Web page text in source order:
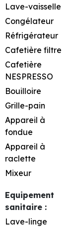
Lave-vaisselle
Congélateur
Réfrigérateur
Cafetière filtre
Cafetière
NESPRESSO
Bouilloire
Grille-pain
Appareil à
fondue
Appareil à
raclette
Mixeur
Equipement
sanitaire :
Lave-linge